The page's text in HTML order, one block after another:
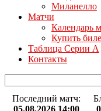
Миланелло
Матчи
Календарь
Купить
Таблица Серии А
Контакты
Последний матч:
05.08.2026 14:00